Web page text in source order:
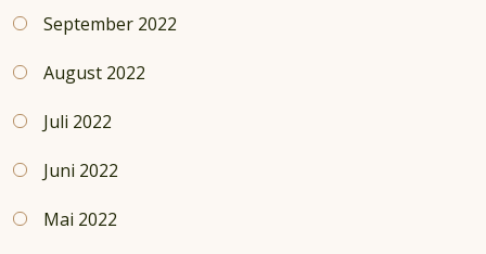
September 2022
August 2022
Juli 2022
Juni 2022
Mai 2022